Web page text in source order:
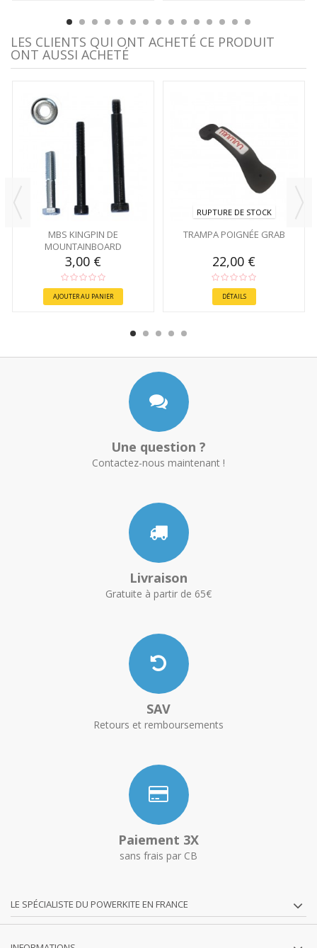
LES CLIENTS QUI ONT ACHETÉ CE PRODUIT
ONT AUSSI ACHETÉ
MBS KINGPIN DE
MOUNTAINBOARD
3,00 €
AJOUTER AU PANIER
RUPTURE DE STOCK
TRAMPA POIGNÉE GRAB
22,00 €
DÉTAILS
Une question ?
Contactez-nous maintenant !
Livraison
Gratuite à partir de 65€
SAV
Retours et remboursements
Paiement 3X
sans frais par CB
LE SPÉCIALISTE DU POWERKITE EN FRANCE